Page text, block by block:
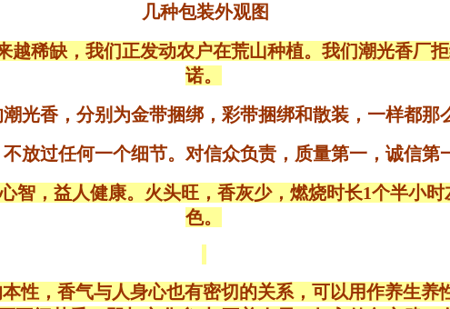
几种包装外观图
稀缺，我们正发动农户在荒山种植。我们潮光香厂
诺。
光香，分别为金带捆绑，彩带捆绑和散装，一样都那
放过任何一个细节。对信众负责，质量第一，诚信第
智，益人健康。 火头旺，香灰少，燃烧时长1个半小时
色。
性，香气与人身心也有密切的关系，可以用作养生